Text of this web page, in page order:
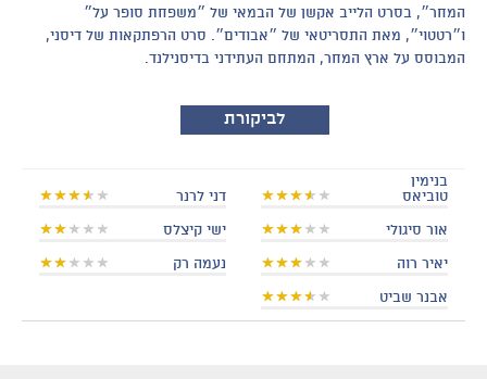
המחר״, בסרט הלייב אקשן של הבמאי של ״משפחת סופר על״
ו״רטטוי״, מאת התסריטאי של ״אבודים״. סרט הרפתקאות של דיסני,
המבוסס על ארץ המחר, המתחם העתידני בדיסנילנד.
לביקורת
בנימין
טוביאס
דני לרנר
אור סיגולי ישי קיצלס
יאיר רוה נעמה רק
אבנר שביט